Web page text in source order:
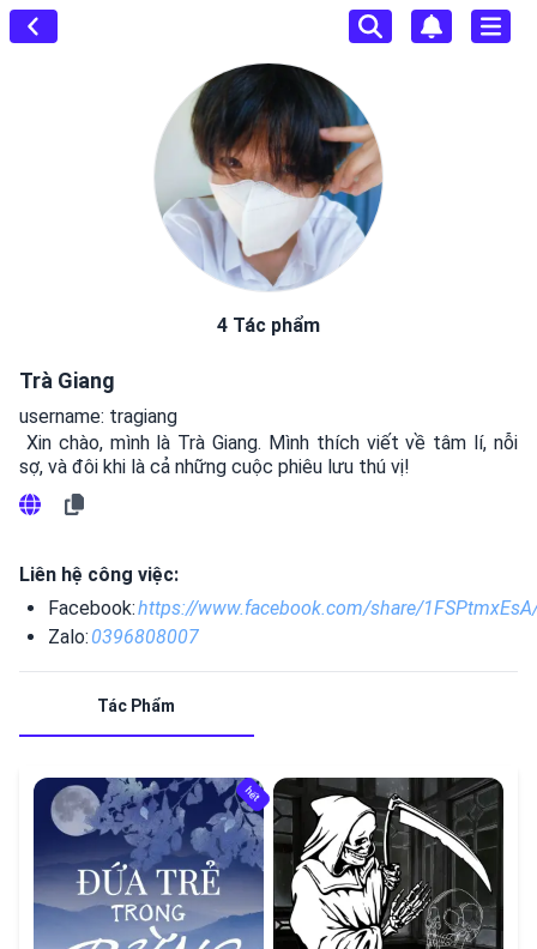
4 Tác phẩm
Trà Giang
username: tragiang
sợ, và đôi khi là cả những cuộc phiêu lưu thú vị!
Liên hệ công việc:
Facebook:https://www.facebook.com/share/
Zalo: 0396808007
Tác Phẩm
hết